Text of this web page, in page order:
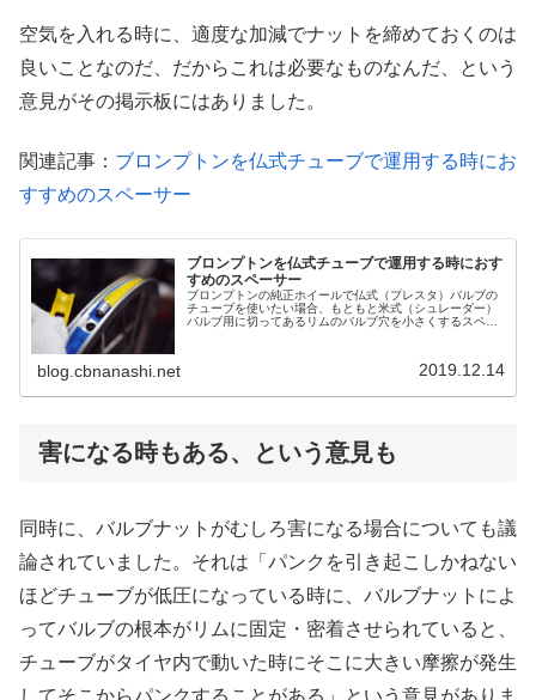
空気を入れる時に、適度な加減でナットを締めておくのは
良いことなのだ、だからこれは必要なものなんだ、という
意見がその掲示板にはありました。
関連記事： ブロンプトンを仏式チューブで運用する時にお
すすめのスペーサー
ブロンプトンを仏式チューブで運用する時におす
すめのスペーサー
ブロンプトンの純正ホイールで仏式（プレスタ）バルブの
チューブを使いたい場合、もともと米式（シュレーダー）
バルブ用に切ってあるリムのバルブ穴を小さくするスペー
blog.cbnanashi.net 2019.12.14
害になる時もある、という意見も
同時に、バルブナットがむしろ害になる場合についても議
論されていました。それは「パンクを引き起こしかねない
ほどチューブが低圧になっている時に、バルブナットによ
ってバルブの根本がリムに固定・密着させられていると、
チューブがタイヤ内で動いた時にそこに大きい摩擦が発生